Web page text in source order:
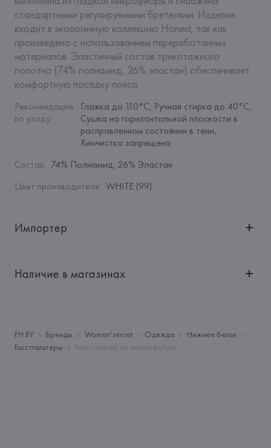
стандартными регулируемыми бретелями. Изделие
входит в экологичную коллекцию Honest, так как
произведено с использованием переработанных
материалов. Эластичный состав трикотажного
полотна (74% полиамид, 26% эластан) обеспечивает
комфортную посадку пояса.
Рекомендация
по уходу:
Глажка до 110°C, Ручная стирка до 40°C,
Сушка на горизонтальной плоскости в
расправленном состоянии в тени,
Химчистка запрещена
Состав: 74% Полиамид, 26% Эластан
Цвет производителя: WHITE (99)
Импортер
"БелВиринея"
Адрес:
ИСПАНИЯ, EUROFIEL CONFECCION S.A., AVDA
LLANO CASTELLANO, NUM. 51 28034 MADRID,
Наличие в магазинах
FH.BY Бренды Women'secret Одежда
Нижнее белье
Бюстгальтеры
Бюстгальтер из микрофибры